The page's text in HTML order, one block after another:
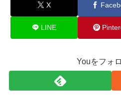
X
LINE
Youをフォ